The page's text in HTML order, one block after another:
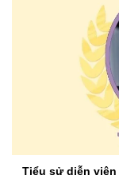
Tiểu sử diễn viên